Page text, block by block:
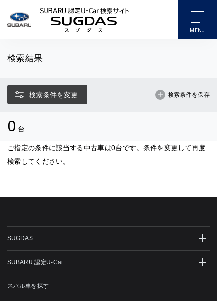
SUBARU 認定U-Car検索
検索結果
検索条件を変更 検索条件を保存
0 台
ご指定の条件に該当する中古車は0台です。条件を変更して再度
検索してください。
SUGDAS
SUBARU 認定U-Car
スバル車を探す